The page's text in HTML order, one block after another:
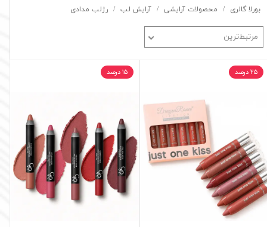
بورلا گالری محصولات آرایشی آرایش لب رژلب مدادی
مرتبط‌ترین
۲۵ درصد ۱۵ درصد